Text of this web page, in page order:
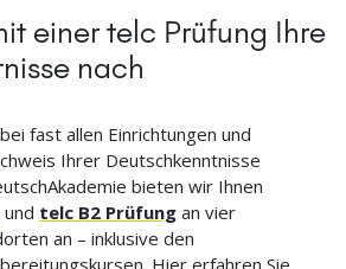
einer telc Prüfung Ihre
nach
fast allen Einrichtungen und
Ihrer Deutschkenntnisse
bieten wir Ihnen
und telc B2 Prüfung an vier
an – inklusive den